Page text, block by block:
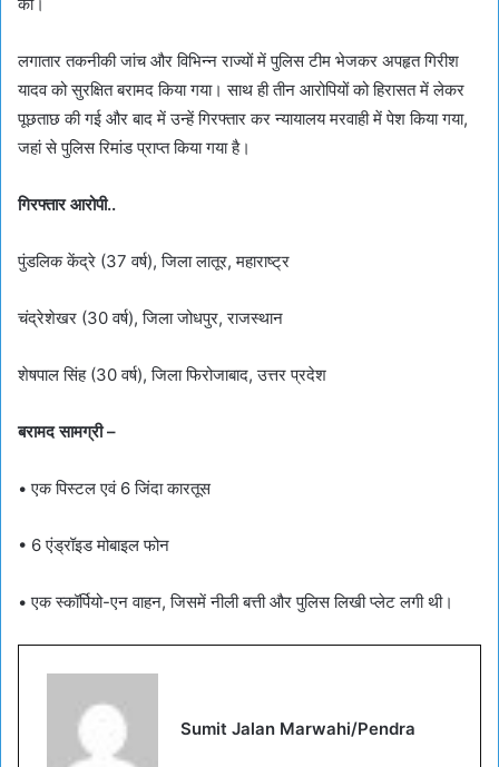
की।
लगातार तकनीकी जांच और विभिन्न राज्यों में पुलिस टीम भेजकर अपहृत गिरीश
यादव को सुरक्षित बरामद किया गया। साथ ही तीन आरोपियों को हिरासत में लेकर
पूछताछ की गई और बाद में उन्हें गिरफ्तार कर न्यायालय मरवाही में पेश किया गया,
जहां से पुलिस रिमांड प्राप्त किया गया है।
गिरफ्तार आरोपी..
पुंडलिक केंद्रे (37 वर्ष), जिला लातूर, महाराष्ट्र
चंद्रेशेखर (30 वर्ष), जिला जोधपुर, राजस्थान
शेषपाल सिंह (30 वर्ष), जिला फिरोजाबाद, उत्तर प्रदेश
बरामद सामग्री –
• एक पिस्टल एवं 6 जिंदा कारतूस
• 6 एंड्रॉइड मोबाइल फोन
• एक स्कॉर्पियो-एन वाहन, जिसमें नीली बत्ती और पुलिस लिखी प्लेट लगी थी।
Sumit Jalan Marwahi/Pendra